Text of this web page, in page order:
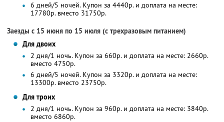
6 дней/5 ночей. Купон за 4440р. и доплата на месте:
17780р. вместо 31750р.
Заезды с 15 июня по 15 июля (с трехразовым питанием)
Для двоих
2 дня/1 ночь. Купон за 660р. и доплата на месте: 2660р.
вместо 4750р.
6 дней/5 ночей. Купон за 3320р. и доплата на месте:
13300р. вместо 23750р.
Для троих
2 дня/1 ночь. Купон за 960р. и доплата на месте: 3840р.
вместо 6860р.